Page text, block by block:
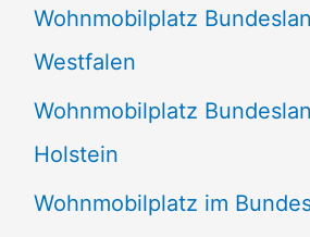
Wohnmobilplatz
Westfalen
Wohnmobilplatz
Holstein
Wohnmobilplatz im